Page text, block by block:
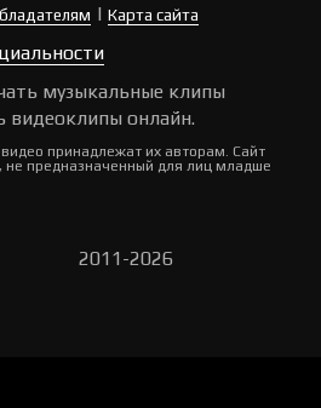
| Карта сайта
музыкальные клипы
видеоклипы онлайн.
принадлежат их авторам. Сайт
не предназначенный для лиц младше
2011-2026